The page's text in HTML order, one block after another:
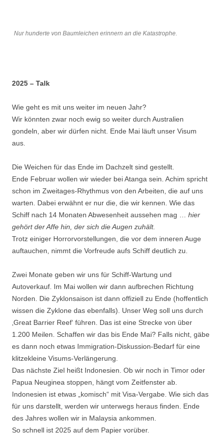
Nur hunderte von Baumleichen erinnern an die Katastrophe.
2025 – Talk
Wie geht es mit uns weiter im neuen Jahr?
Wir könnten zwar noch ewig so weiter durch Australien
gondeln, aber wir dürfen nicht. Ende Mai läuft unser Visum
aus.
Die Weichen für das Ende im Dachzelt sind gestellt.
Ende Februar wollen wir wieder bei Atanga sein. Achim spricht
schon im Zweitages-Rhythmus von den Arbeiten, die auf uns
warten. Dabei erwähnt er nur die, die wir kennen. Wie das
Schiff nach 14 Monaten Abwesenheit aussehen mag …
hier
gehört der Affe hin, der sich die Augen zuhält.
Trotz einiger Horrorvorstellungen, die vor dem inneren Auge
auftauchen, nimmt die Vorfreude aufs Schiff deutlich zu.
Zwei Monate geben wir uns für Schiff-Wartung und
Autoverkauf. Im Mai wollen wir dann aufbrechen Richtung
Norden. Die Zyklonsaison ist dann offiziell zu Ende (hoffentlich
wissen die Zyklone das ebenfalls). Unser Weg soll uns durch
‚Great Barrier Reef‘ führen. Das ist eine Strecke von über
1.200 Meilen. Schaffen wir das bis Ende Mai? Falls nicht, gäbe
es dann noch etwas Immigration-Diskussion-Bedarf für eine
klitzekleine Visums-Verlängerung.
Das nächste Ziel heißt Indonesien. Ob wir noch in Timor oder
Papua Neuginea stoppen, hängt vom Zeitfenster ab.
Indonesien ist etwas „komisch“ mit Visa-Vergabe. Wie sich das
für uns darstellt, werden wir unterwegs heraus finden. Ende
des Jahres wollen wir in Malaysia ankommen.
So schnell ist 2025 auf dem Papier vorüber.